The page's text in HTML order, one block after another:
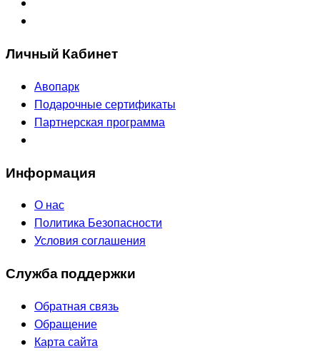
Личный Кабинет
Авопарк
Подарочные сертификаты
Партнерская программа
Информация
О нас
Политика Безопасности
Условия соглашения
Служба поддержки
Обратная связь
Обращение
Карта сайта